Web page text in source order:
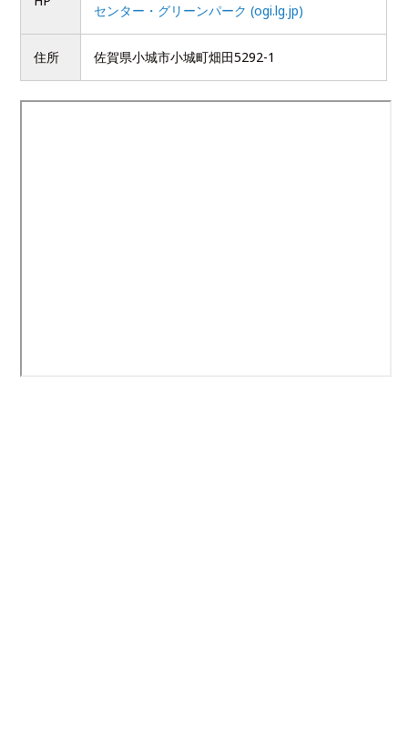
センター・グリーンパーク (ogi.lg.jp)
住所 佐賀県小城市小城町畑田5292-1